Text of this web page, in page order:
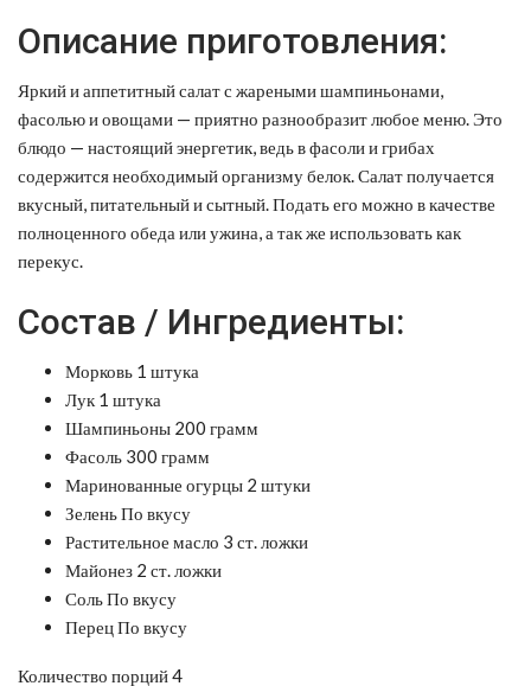
Описание приготовления:
Яркий и аппетитный салат с жареными шампиньонами,
фасолью и овощами — приятно разнообразит любое меню. Это
блюдо — настоящий энергетик, ведь в фасоли и грибах
содержится необходимый организму белок. Салат получается
вкусный, питательный и сытный. Подать его можно в качестве
полноценного обеда или ужина, а так же использовать как
перекус.
Состав / Ингредиенты:
Морковь 1 штука
Лук 1 штука
Шампиньоны 200 грамм
Фасоль 300 грамм
Маринованные огурцы 2 штуки
Зелень По вкусу
Растительное масло 3 ст. ложки
Майонез 2 ст. ложки
Соль По вкусу
Перец По вкусу
Количество порций 4